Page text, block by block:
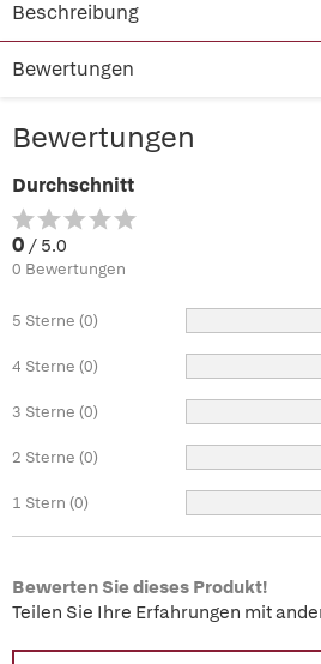
Beschreibung
Bewertungen
Bewertungen
Durchschnitt
0 / 5.0
0 Bewertungen
5 Sterne (0)
4 Sterne (0)
3 Sterne (0)
2 Sterne (0)
1 Stern (0)
Bewerten Sie dieses Produkt!
Teilen Sie Ihre Erfahrungen mit